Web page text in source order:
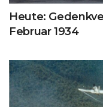
Heute:
Februar 1934